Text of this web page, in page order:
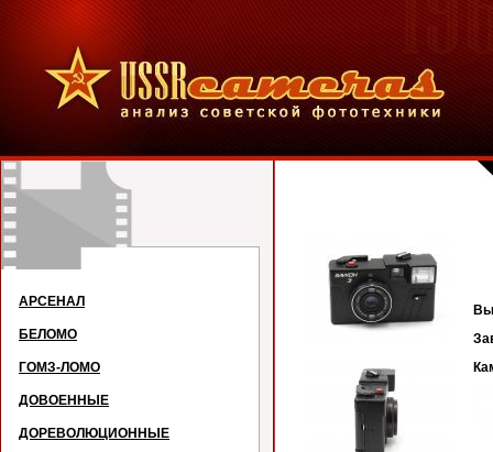
АРСЕНАЛ
БЕЛОМО
ГОМЗ-ЛОМО
ДОВОЕННЫЕ
ДОРЕВОЛЮЦИОННЫЕ